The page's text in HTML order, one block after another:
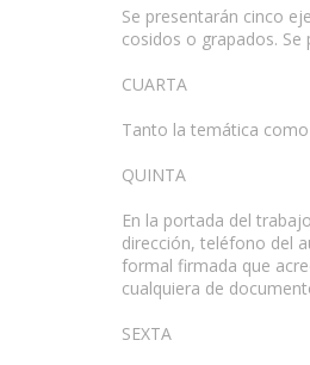
Se presentarán cinco
cosidos o grapados.
CUARTA
Tanto la temática
QUINTA
En la portada del
dirección, teléfono del
formal firmada que
cualquiera de
SEXTA